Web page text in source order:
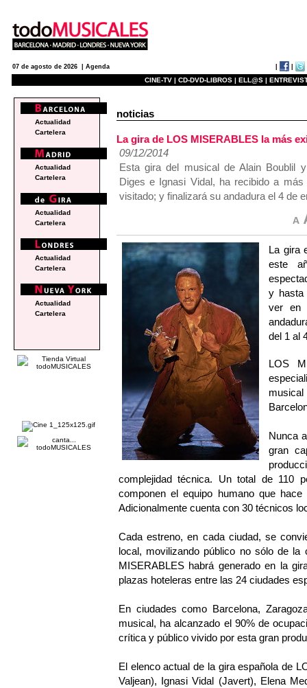
07 de agosto de 2026 | Agenda
CINE-TV | CD-DVD-LIBROS | ELL@S |
noticias
La gira de LOS MISERABLES la más
09/12/2014
Esta gira del musical de Alain Boublil
Diges e Ignasi Vidal, ha recibido a
visitado; y finalizará su andadura el 4 de
La gira
este
y hasta
ver en
del 1 al
LOS
Nunca
gran
complejidad técnica. Un total de 110
componen el equipo humano que
Adicionalmente cuenta con 30 técnicos
Cada estreno, en cada ciudad, se
local, movilizando público no sólo de
MISERABLES habrá generado en la
plazas hoteleras entre las 24 ciudades
En ciudades como Barcelona,
musical, ha alcanzado el 90% de
crítica y público vivido por esta gran
El elenco actual de la gira española de
Valjean), Ignasi Vidal (Javert), Elena
Actualidad
Cartelera
Actualidad
Cartelera
Actualidad
Cartelera
Actualidad
Cartelera
Actualidad
Cartelera